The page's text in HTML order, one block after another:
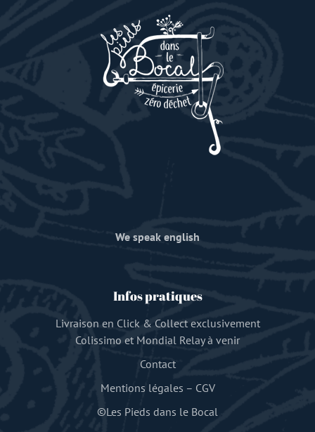
We speak english
Infos pratiques
Livraison en Click & Collect exclusivement
Colissimo et Mondial Relay à venir
Contact
Mentions légales – CGV
©Les Pieds dans le Bocal